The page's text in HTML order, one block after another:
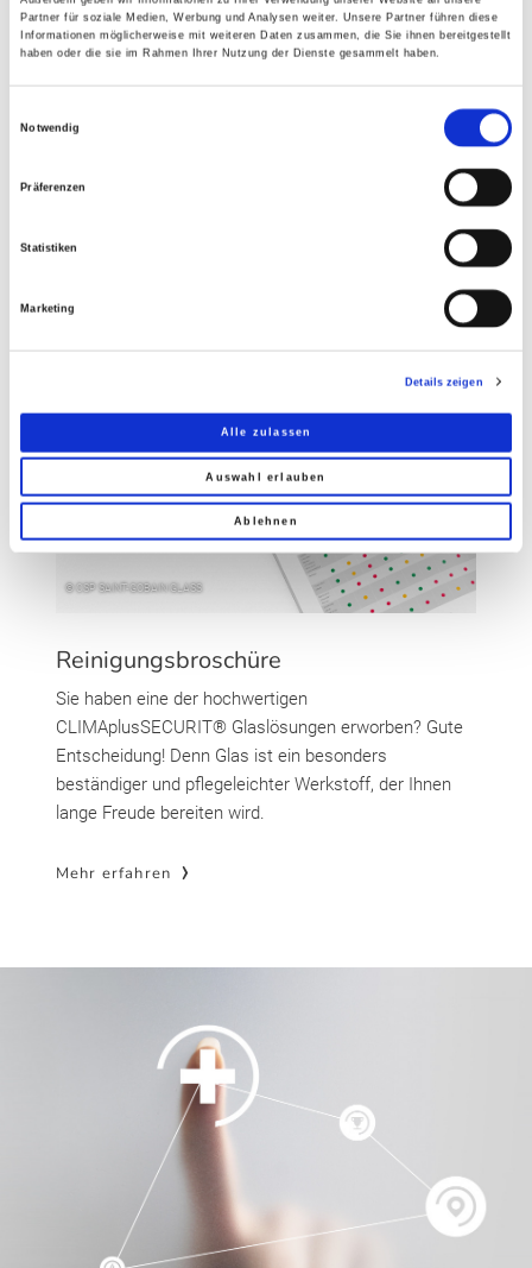
Partner für soziale Medien, Werbung und Analysen weiter. Unsere Partner führen diese
Informationen möglicherweise mit weiteren Daten zusammen, die Sie ihnen bereitgestellt
haben oder die sie im Rahmen Ihrer Nutzung der Dienste gesammelt haben.
Notwendig
Präferenzen
Statistiken
Marketing
Details zeigen
Alle zulassen
Auswahl erlauben
Ablehnen
verbundenen Vorgaben der technischen Regelwerke
das geeignete Glas zu identifizieren.
Reinigungsbroschüre
Sie haben eine der hochwertigen
CLIMAplusSECURIT® Glaslösungen erworben? Gute
Entscheidung! Denn Glas ist ein besonders
beständiger und pflegeleichter Werkstoff, der Ihnen
lange Freude bereiten wird.
Mehr erfahren